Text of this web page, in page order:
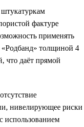
фактуре
применять
толщиной 4
что даёт прямой
нивелирующее риски
использованием